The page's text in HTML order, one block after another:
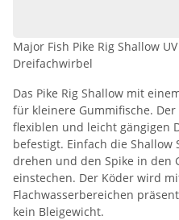
Major Fish Pike Rig Shallow
Dreifachwirbel
Das Pike Rig Shallow mit
für kleinere Gummifische.
flexiblen und leicht gängigen
befestigt. Einfach die Shallow
drehen und den Spike in den
einstechen. Der Köder wird
Flachwasserbereichen
kein Bleigewicht.